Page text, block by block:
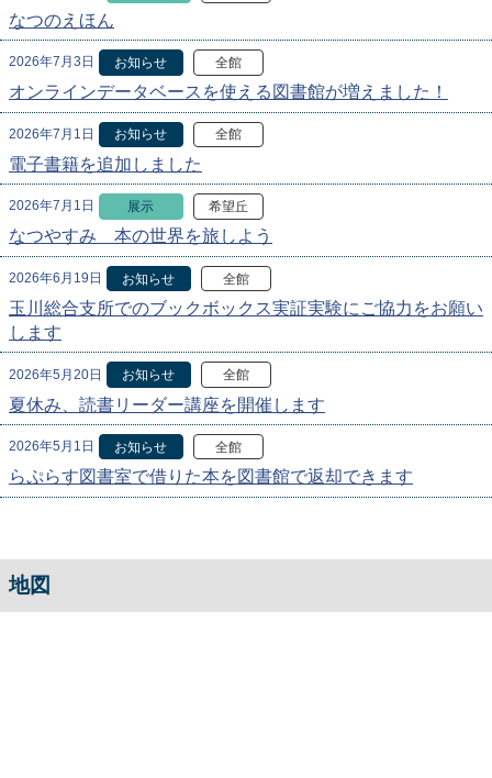
なつのえほん
2026年7月3日 お知らせ 全館
オンラインデータベースを使える図書館が増えました！
2026年7月1日 お知らせ 全館
電子書籍を追加しました
2026年7月1日 展示 希望丘
なつやすみ 本の世界を旅しよう
2026年6月19日 お知らせ 全館
玉川総合支所でのブックボックス実証実験にご協力をお願い
します
2026年5月20日 お知らせ 全館
夏休み、読書リーダー講座を開催します
2026年5月1日 お知らせ 全館
らぷらす図書室で借りた本を図書館で返却できます
地図